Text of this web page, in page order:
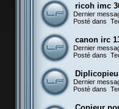
ricoh imc
Dernier
Posté dans
canon irc
Dernier
Posté dans
Dernier
Posté dans